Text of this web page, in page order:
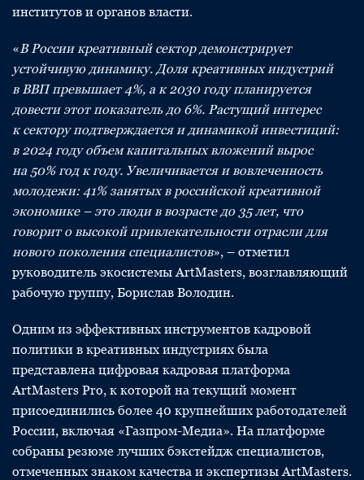
институтов и органов власти.
«В России креативный сектор демонстрирует
устойчивую динамику. Доля креативных индустрий
в ВВП превышает 4%, а к 2030 году планируется
довести этот показатель до 6%. Растущий интерес
к сектору подтверждается и динамикой инвестиций:
в 2024 году объем капитальных вложений вырос
на 50% год к году. Увеличивается и вовлеченность
молодежи: 41% занятых в российской креативной
экономике – это люди в возрасте до 35 лет, что
говорит о высокой привлекательности отрасли для
нового поколения специалистов», – отметил
руководитель экосистемы ArtMasters, возглавляющий
рабочую группу, Борислав Володин.
Одним из эффективных инструментов кадровой
политики в креативных индустриях была
представлена цифровая кадровая платформа
ArtMasters Pro, к которой на текущий момент
присоединились более 40 крупнейших работодателей
России, включая «Газпром-Медиа». На платформе
собраны резюме лучших бэкстейдж специалистов,
отмеченных знаком качества и экспертизы ArtMasters.